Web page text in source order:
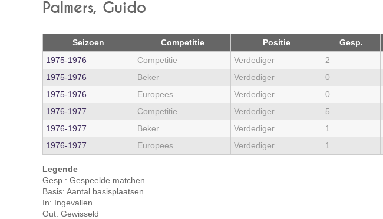
Palmers, Guido
Seizoen Competitie Positie Gesp.
1975‑1976
Competitie Verdediger 2
1975‑1976
Beker Verdediger 0
1975‑1976
Europees Verdediger 0
1976‑1977
Competitie Verdediger 5
1976‑1977
Beker Verdediger 1
1976‑1977
Europees Verdediger 1
Legende
Gesp.: Gespeelde matchen
Basis: Aantal basisplaatsen
In: Ingevallen
Out: Gewisseld